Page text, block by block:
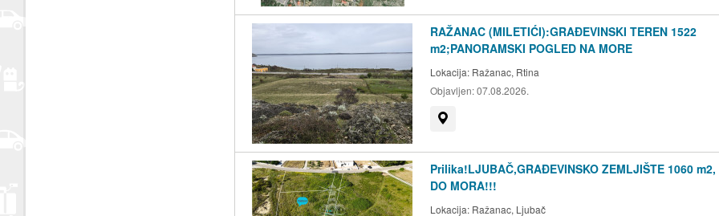
RAŽANAC (MILETIĆI):GRAĐEVINSKI TEREN 1522
m2;PANORAMSKI POGLED NA MORE
Lokacija: Ražanac, Rtina
Objavljen:07.08.2026.
Prilika!LJUBAČ,GRAĐEVINSKO ZEMLJIŠTE 1060 m2,
DO MORA!!!
Lokacija: Ražanac, Ljubač